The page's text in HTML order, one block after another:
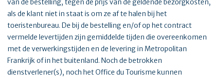
van de bestelling, tegen de prijs van de geldende bezorgkosten,
als de klant niet in staat is om ze af te halen bij het
toeristenbureau. De bij de bestelling en/of op het contract
vermelde levertijden zijn gemiddelde tijden die overeenkomen
met de verwerkingstijden en de levering in Metropolitan
Frankrijk of in het buitenland. Noch de betrokken
dienstverlener(s), noch het Office du Tourisme kunnen